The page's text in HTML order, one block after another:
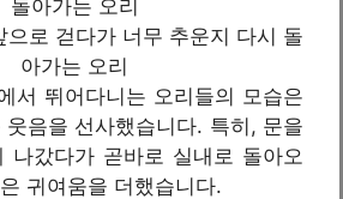
로 걷다가 너무 추운지 다시 돌
아가는 오리
서 뛰어다니는 오리들의 모습은
웃음을 선사했습니다. 특히, 문을
나갔다가 곧바로 실내로 돌아오
귀여움을 더했습니다.